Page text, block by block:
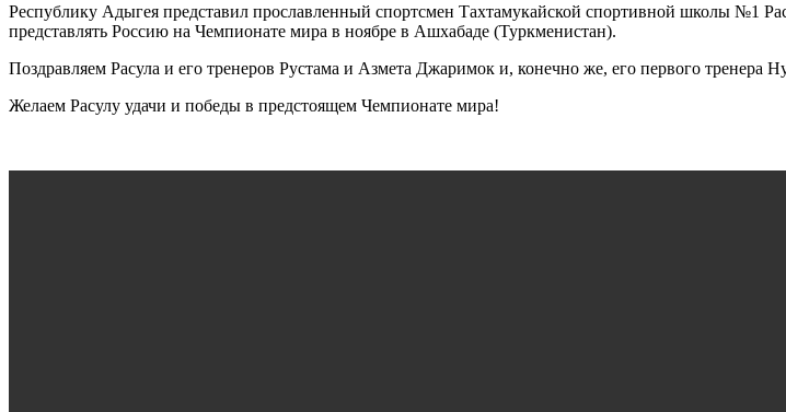
Республику Адыгея представил прославленный спортсмен Тахтамукайской спортивной школы №1
представлять Россию на Чемпионате мира в ноябре в Ашхабаде (Туркменистан).
Поздравляем Расула и его тренеров Рустама и Азмета Джаримок и, конечно же, его первого тренера
Желаем Расулу удачи и победы в предстоящем Чемпионате мира!